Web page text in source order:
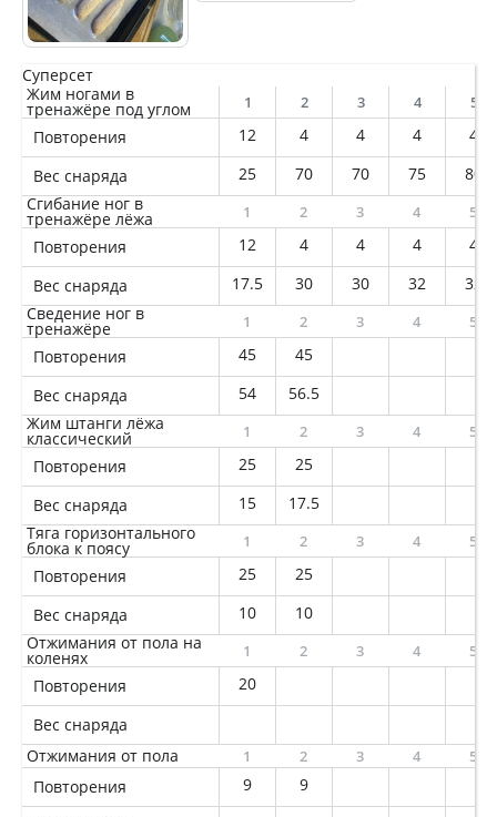
Суперсет
Жим ногами в
тренажёре под углом 1 2 3 4 5
Повторения 12 4 4 4
4
Вес снаряда
25 70 70 75
80
Сгибание ног в
тренажёре лёжа 1 2 3 4 5
Повторения 12 4 4 4
4
Вес снаряда
17.5 30 30 32
32
Сведение ног в
тренажёре 1 2 3 4 5
Повторения 45
45
Вес снаряда
54
56.5
Жим штанги лёжа
классический 1 2 3 4 5
Повторения 25
25
Вес снаряда
15
17.5
Тяга горизонтального
блока к поясу 1 2 3 4 5
Повторения 25
25
Вес снаряда
10
10
Отжимания от пола на
коленях 1 2 3 4 5
Повторения
20
Вес снаряда
Отжимания от пола
1 2 3 4 5
Повторения 9
9